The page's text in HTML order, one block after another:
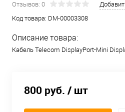
Отзывов: 0
Код товара: DM-00003308
Описание товара:
Кабель Telecom DisplayPort-Mini
800 руб. / шт